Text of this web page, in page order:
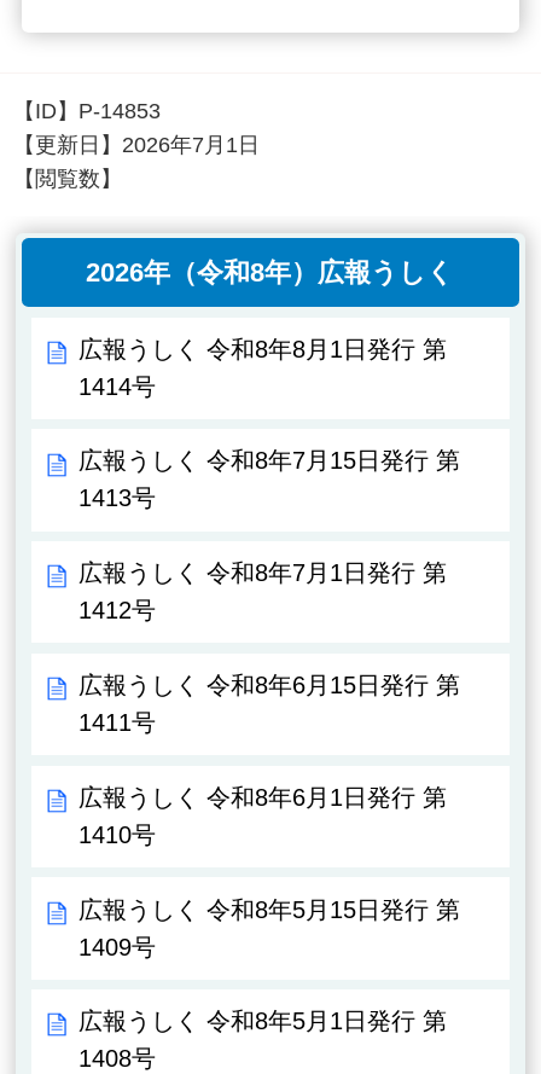
【ID】 P-14853
【更新日】 2026年7月1日
【閲覧数】
2026年（令和8年）広報うしく
広報うしく 令和8年8月1日発行 第
1414号
広報うしく 令和8年7月15日発行 第
1413号
広報うしく 令和8年7月1日発行 第
1412号
広報うしく 令和8年6月15日発行 第
1411号
広報うしく 令和8年6月1日発行 第
1410号
広報うしく 令和8年5月15日発行 第
1409号
広報うしく 令和8年5月1日発行 第
1408号